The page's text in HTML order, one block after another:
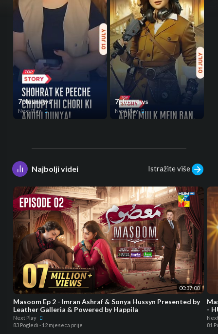
7plusnews
Next Play
7plusnews
Next Play
Najbolji videi Istražite više
00:37:00
Masoom Ep 2 - Imran Ashraf & Sonya Hussyn Presented by
Leather Galleria & Powered by Happila
Next Play
83 Pogledi · 12 mjeseca prije
-
81